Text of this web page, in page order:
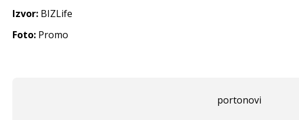
Izvor: BIZLife
Foto: Promo
portonovi